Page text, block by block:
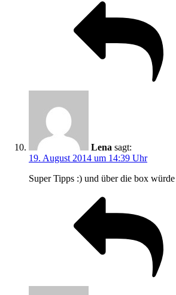
Lena sagt:
19. August 2014 um 14:39 Uhr
Super Tipps :) und über die box